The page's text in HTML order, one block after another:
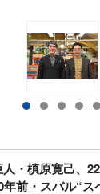
人・槙原寛己、
年前・スバル“ス